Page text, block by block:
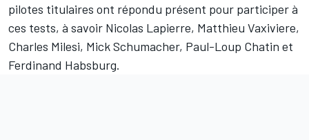
pilotes titulaires ont répondu présent pour participer à
ces tests, à savoir Nicolas Lapierre, Matthieu Vaxiviere,
Charles Milesi, Mick Schumacher, Paul-Loup Chatin et
Ferdinand Habsburg.